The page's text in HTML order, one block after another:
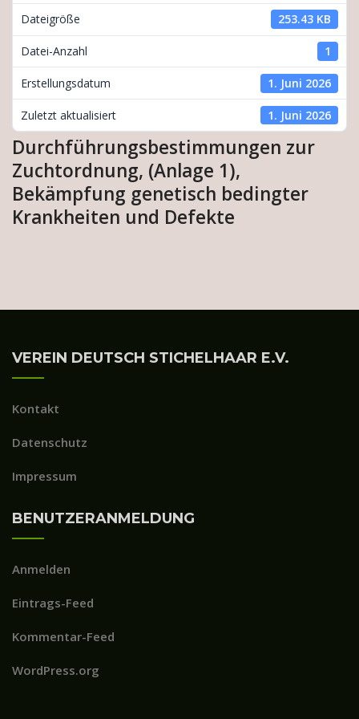
Dateigröße 253.43 KB
Datei-Anzahl 1
Erstellungsdatum 1. Juni 2026
Zuletzt aktualisiert 1. Juni 2026
Durchführungsbestimmungen zur
Zuchtordnung, (Anlage 1),
Bekämpfung genetisch bedingter
Krankheiten und Defekte
VEREIN DEUTSCH STICHELHAAR E.V.
Kontakt
Datenschutz
Impressum
BENUTZERANMELDUNG
Anmelden
Eintrags-Feed
Kommentar-Feed
WordPress.org